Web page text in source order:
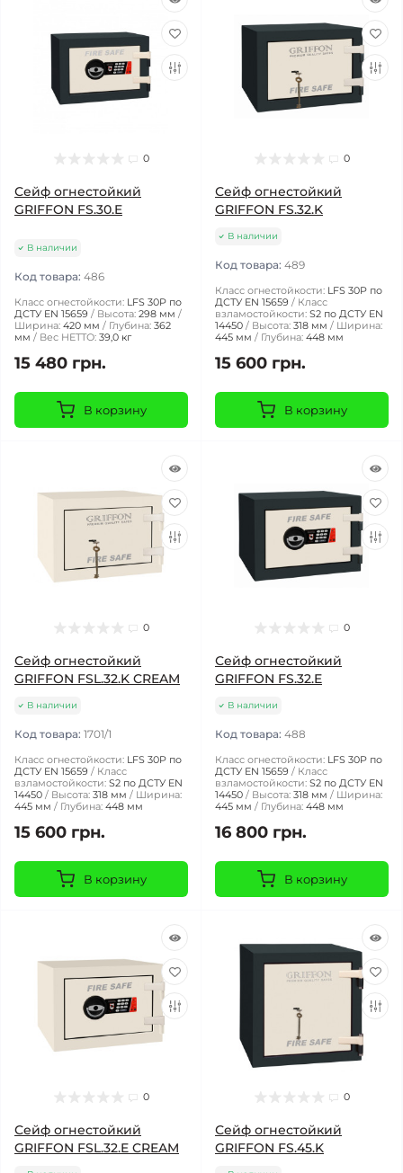
0
Сейф огнестойкий
GRIFFON FS.30.E
В наличии
Код товара: 486
Класс огнестойкости: LFS 30P по
ДСТУ EN 15659
Высота: 298 мм
Ширина: 420 мм Глубина: 362
мм
Вес НЕТТО: 39,0 кг
15 480 грн.
В корзину
0
Сейф огнестойкий
GRIFFON FS.32.K
В наличии
Код товара: 489
Класс огнестойкости: LFS 30P по
ДСТУ EN 15659
Класс
взламостойкости: S2 по ДСТУ EN
14450
Высота: 318 мм
Ширина:
445 мм
Глубина: 448 мм
15 600 грн.
В корзину
0
Сейф огнестойкий
GRIFFON FSL.32.K CREAM
В наличии
Код товара: 1701/1
Класс огнестойкости: LFS 30P по
ДСТУ EN 15659
Класс
взламостойкости: S2 по ДСТУ EN
14450
Высота: 318 мм
Ширина:
445 мм
Глубина: 448 мм
15 600 грн.
В корзину
0
Сейф огнестойкий
GRIFFON FS.32.E
В наличии
Код товара: 488
Класс огнестойкости: LFS 30P по
ДСТУ EN 15659
Класс
взламостойкости: S2 по ДСТУ EN
14450
Высота: 318 мм
Ширина:
445 мм
Глубина: 448 мм
16 800 грн.
В корзину
0
Сейф огнестойкий
GRIFFON FSL.32.E CREAM
0
Сейф огнестойкий
GRIFFON FS.45.K